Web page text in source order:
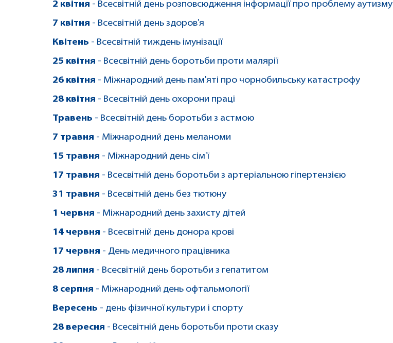
2 квітня - Всесвітній день розповсюдження інформації про проблему аутизму
7 квітня - Всесвітній день здоров'я
Квітень - Всесвітній тиждень імунізації
25 квітня - Всесвітній день боротьби проти малярії
26 квітня - Міжнародний день пам'яті про чорнобильську катастрофу
28 квітня - Всесвітній день охорони праці
Травень - Всесвітній день боротьби з астмою
7 травня - Міжнародний день меланоми
15 травня - Міжнародний день сім'ї
17 травня - Всесвітній день боротьби з артеріальною гіпертензією
31 травня - Всесвітній день без тютюну
1 червня - Міжнародний день захисту дітей
14 червня - Всесвітній день донора крові
17 червня - День медичного працівника
28 липня - Всесвітній день боротьби з гепатитом
8 серпня - Міжнародний день офтальмології
Вересень - день фізичної культури і спорту
28 вересня - Всесвітній день боротьби проти сказу